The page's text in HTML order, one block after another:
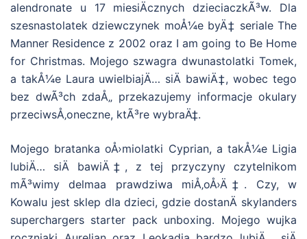
alendronate u 17 miesiÄcznych dzieciaczkÃ³w. Dla
szesnastolatek dziewczynek moÅ¼e byÄ‡ seriale The
Manner Residence z 2002 oraz I am going to Be Home
for Christmas. Mojego szwagra dwunastolatki Tomek,
a takÅ¼e Laura uwielbiajÄ… siÄ bawiÄ‡, wobec tego
bez dwÃ³ch zdaÅ„ przekazujemy informacje okulary
przeciwsÅ‚oneczne, ktÃ³re wybraÄ‡.
Mojego bratanka oÅ›miolatki Cyprian, a takÅ¼e Ligia
lubiÄ… siÄ bawiÄ‡, z tej przyczyny czytelnikom
mÃ³wimy delmaa prawdziwa miÅ‚oÅ›Ä‡. Czy, w
Kowalu jest sklep dla dzieci, gdzie dostanÄ skylanders
superchargers starter pack unboxing. Mojego wujka